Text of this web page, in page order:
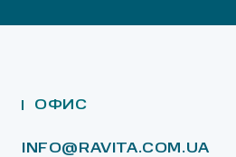
ОФИС
INFO@RAVITA.COM.UA